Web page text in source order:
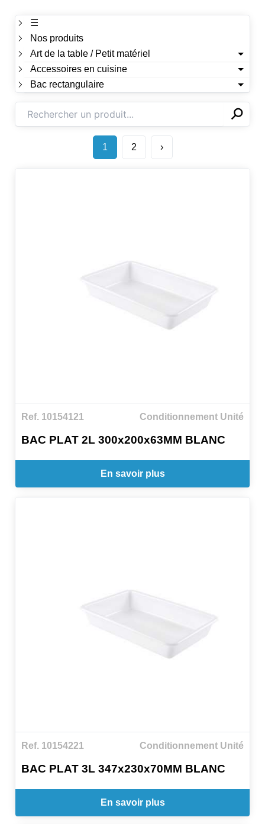
☰
Nos produits
Art de la table / Petit matériel
Accessoires en cuisine
Bac rectangulaire
✕⚲
1 2 ›
Ref. 10154121 Conditionnement Unité
BAC PLAT 2L 300x200x63MM BLANC
En savoir plus
Ref. 10154221 Conditionnement Unité
BAC PLAT 3L 347x230x70MM BLANC
En savoir plus